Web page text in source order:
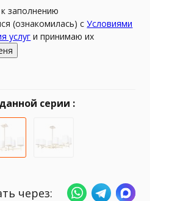
заполнению
(ознакомилась) сУсловиями
услуг и принимаю их
серии :
через: